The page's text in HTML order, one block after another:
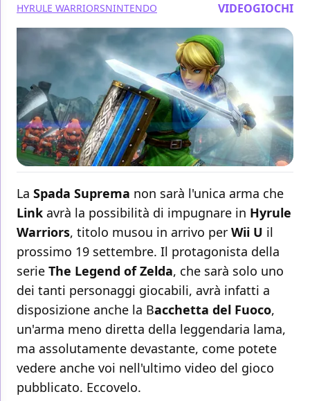
HYRULE WARRIORSNINTENDO VIDEOGIOCHI
La Spada Suprema non sarà l'unica arma che
Link avrà la possibilità di impugnare in Hyrule
Warriors, titolo musou in arrivo per Wii U il
prossimo 19 settembre. Il protagonista della
serie The Legend of Zelda, che sarà solo uno
dei tanti personaggi giocabili, avrà infatti a
disposizione anche la Bacchetta del Fuoco,
un'arma meno diretta della leggendaria lama,
ma assolutamente devastante, come potete
vedere anche voi nell'ultimo video del gioco
pubblicato. Eccovelo.